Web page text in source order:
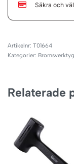
Säkra och
T01664
Kategorier: Bromsverktyg
Relaterade